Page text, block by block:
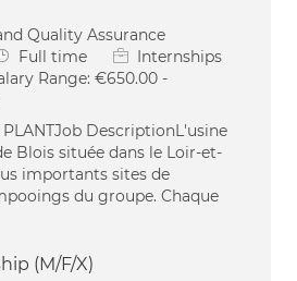
Quality Assurance
Type
Full time
Internships
Range: €650.00 -
DescriptionL'usine
Blois située dans le Loir-et-
importants sites de
du groupe. Chaque
(M/F/X)